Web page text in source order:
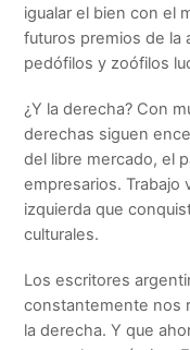
igualar el bien con el
futuros premios de la
pedófilos y zoófilos
¿Y la derecha? Con
derechas siguen
del libre mercado, el
empresarios. Trabajo
izquierda que
culturales.
Los escritores
constantemente nos
la derecha. Y que